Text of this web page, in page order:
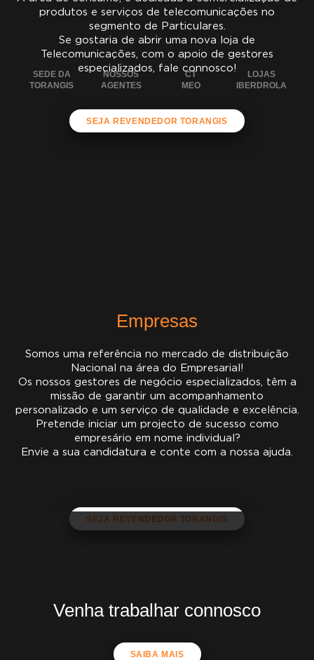
produtos e serviços de telecomunicações no
segmento de Particulares.
Se gostaria de abrir uma nova loja de
Telecomunicações, com o apoio de gestores
especializados, fale connosco!
SEJA REVENDEDOR TORANGIS
Empresas
Somos uma referência no mercado de distribuição
Nacional na área do Empresarial!
Os nossos gestores de negócio especializados, têm a
missão de garantir um acompanhamento
personalizado e um serviço de qualidade e excelência.
Pretende iniciar um projecto de sucesso como
empresário em nome individual?
Envie a sua candidatura e conte com a nossa ajuda.
SEJA REVENDEDOR TORANGIS
SEDE DA
TORANGIS
NOSSOS
AGENTES
CT
MEO
LOJAS
IBERDROLA
Venha trabalhar connosco
SAIBA MAIS